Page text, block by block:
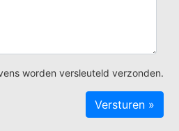
worden versleuteld verzonden.